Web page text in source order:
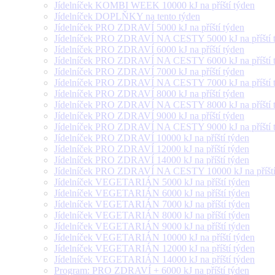
Jídelníček KOMBI WEEK 10000 kJ na příští týden
Jídelníček DOPLŇKY na tento týden
Jídelníček PRO ZDRAVÍ 5000 kJ na příští týden
Jídelníček PRO ZDRAVÍ NA CESTY 5000 kJ na příští
Jídelníček PRO ZDRAVÍ 6000 kJ na příští týden
Jídelníček PRO ZDRAVÍ NA CESTY 6000 kJ na příští
Jídelníček PRO ZDRAVÍ 7000 kJ na příští týden
Jídelníček PRO ZDRAVÍ NA CESTY 7000 kJ na příští
Jídelníček PRO ZDRAVÍ 8000 kJ na příští týden
Jídelníček PRO ZDRAVÍ NA CESTY 8000 kJ na příští
Jídelníček PRO ZDRAVÍ 9000 kJ na příští týden
Jídelníček PRO ZDRAVÍ NA CESTY 9000 kJ na příští
Jídelníček PRO ZDRAVÍ 10000 kJ na příští týden
Jídelníček PRO ZDRAVÍ 12000 kJ na příští týden
Jídelníček PRO ZDRAVÍ 14000 kJ na příští týden
Jídelníček PRO ZDRAVÍ NA CESTY 10000 kJ na
Jídelníček VEGETARIÁN 5000 kJ na příští týden
Jídelníček VEGETARIÁN 6000 kJ na příští týden
Jídelníček VEGETARIÁN 7000 kJ na příští týden
Jídelníček VEGETARIÁN 8000 kJ na příští týden
Jídelníček VEGETARIÁN 9000 kJ na příští týden
Jídelníček VEGETARIÁN 10000 kJ na příští týden
Jídelníček VEGETARIÁN 12000 kJ na příští týden
Jídelníček VEGETARIÁN 14000 kJ na příští týden
Program: PRO ZDRAVÍ + 6000 kJ na příští týden